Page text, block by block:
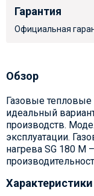
Гарантия
Официальная
Обзор
Газовые тепловые
идеальный
производств.
эксплуатации.
нагрева SG 180 M
Характеристики